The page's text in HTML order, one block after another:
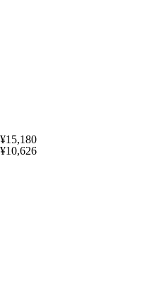
¥15,180
¥10,626